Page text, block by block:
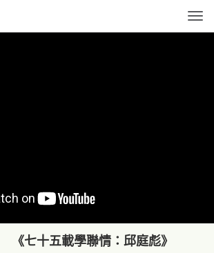
《七十五載學聯情：邱庭彪》